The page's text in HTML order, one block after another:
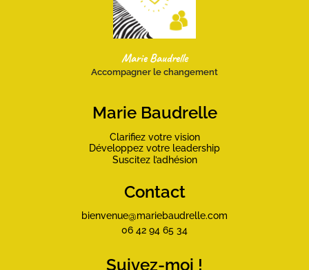
Marie Baudrelle
Accompagner le changement
Marie Baudrelle
Clarifiez votre vision
Développez votre leadership
Suscitez l’adhésion
Contact
bienvenue@mariebaudrelle.com
06 42 94 65 34
Suivez-moi !